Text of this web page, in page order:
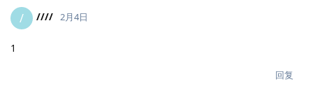
/ //// 2月4日
1
回复